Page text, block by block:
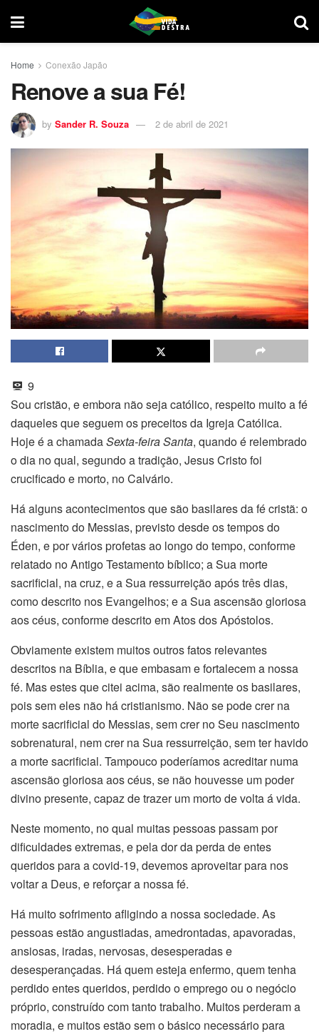
Home Conexão Japão
Renove a sua Fé!
by Sander R. Souza 2 de abril de 2021
9
Sou cristão, e embora não seja católico, respeito muito a fé
daqueles que seguem os preceitos da Igreja Católica.
Hoje é a chamadaSexta-feira Santa, quando é relembrado
o dia no qual, segundo a tradição, Jesus Cristo foi
crucificado e morto, no Calvário.
Há alguns acontecimentos que são basilares da fé cristã: o
nascimento do Messias, previsto desde os tempos do
Éden, e por vários profetas ao longo do tempo, conforme
relatado no Antigo Testamento bíblico; a Sua morte
sacrificial, na cruz, e a Sua ressurreição após três dias,
como descrito nos Evangelhos; e a Sua ascensão gloriosa
aos céus, conforme descrito em Atos dos Apóstolos.
Obviamente existem muitos outros fatos relevantes
descritos na Bíblia, e que embasam e fortalecem a nossa
fé. Mas estes que citei acima, são realmente os basilares,
pois sem eles não há cristianismo. Não se pode crer na
morte sacrificial do Messias, sem crer no Seu nascimento
sobrenatural, nem crer na Sua ressurreição, sem ter havido
a morte sacrificial. Tampouco poderíamos acreditar numa
ascensão gloriosa aos céus, se não houvesse um poder
divino presente, capaz de trazer um morto de volta á vida.
Neste momento, no qual muitas pessoas passam por
dificuldades extremas, e pela dor da perda de entes
queridos para a covid-19, devemos aproveitar para nos
voltar a Deus, e reforçar a nossa fé.
Há muito sofrimento afligindo a nossa sociedade. As
pessoas estão angustiadas, amedrontadas, apavoradas,
ansiosas, iradas, nervosas, desesperadas e
desesperançadas. Há quem esteja enfermo, quem tenha
perdido entes queridos, perdido o emprego ou o negócio
próprio, construído com tanto trabalho. Muitos perderam a
moradia, e muitos estão sem o básico necessário para